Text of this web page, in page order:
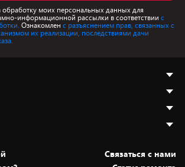
обработку моих персональных данных для
информационной рассылки в соответствии с
Ознакомлен с разъяснением прав, связанных с
их реализации, последствиями дачи
Cвязаться с нами